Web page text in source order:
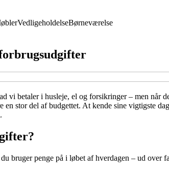
VedligeholdelseBørneværelse
vi betaler i husleje, el og forsikringer – men
en stor del af budgettet. At kende sine vigtigste
bruger penge på i løbet af hverdagen – ud over